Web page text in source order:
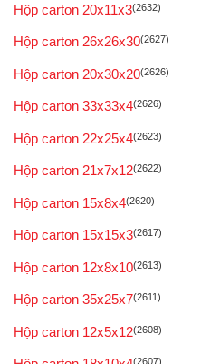
Hộp carton 20x11x3(2632)
Hộp carton 26x26x30(2627)
Hộp carton 20x30x20(2626)
Hộp carton 33x33x4(2626)
Hộp carton 22x25x4(2623)
Hộp carton 21x7x12(2622)
Hộp carton 15x8x4(2620)
Hộp carton 15x15x3(2617)
Hộp carton 12x8x10(2613)
Hộp carton 35x25x7(2611)
Hộp carton 12x5x12(2608)
(2607)